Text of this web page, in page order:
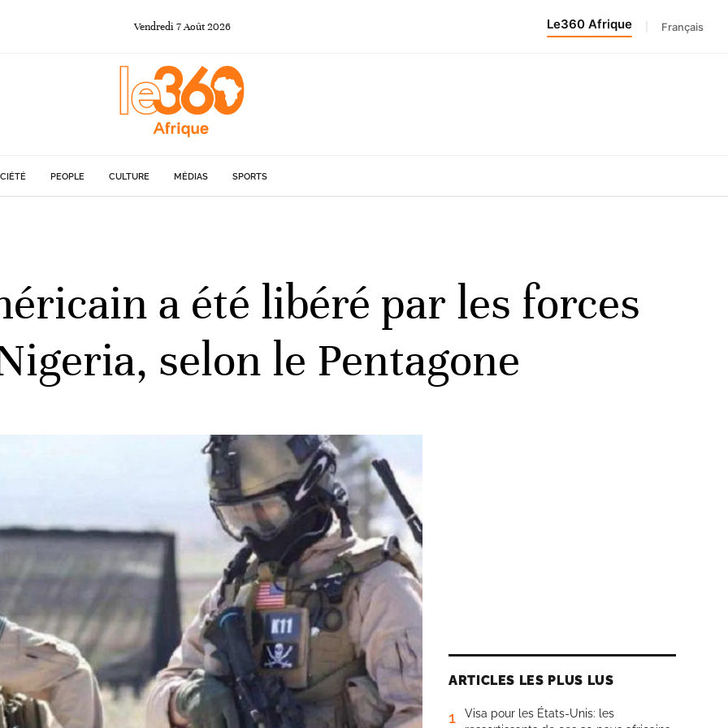
Vendredi 7Août 2026 Le360 Afrique Français
PEOPLE CULTURE MÉDIAS SPORTS
a été libéré par les forces
selon le Pentagone
ARTICLES LES PLUS LUS
1
Visa pour les États-Unis: les